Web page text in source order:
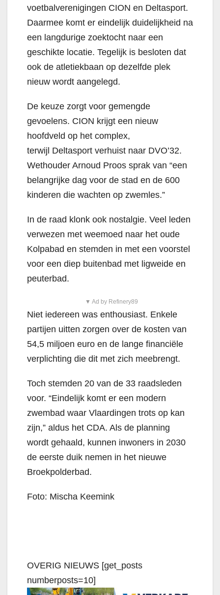
voetbalverenigingen CION en Deltasport.
Daarmee komt er eindelijk duidelijkheid na
een langdurige zoektocht naar een
geschikte locatie. Tegelijk is besloten dat
ook de atletiekbaan op dezelfde plek
nieuw wordt aangelegd.
De keuze zorgt voor gemengde
gevoelens. CION krijgt een nieuw
hoofdveld op het complex,
terwijl Deltasport verhuist naar DVO’32.
Wethouder Arnoud Proos sprak van “een
belangrijke dag voor de stad en de 600
kinderen die wachten op zwemles.”
In de raad klonk ook nostalgie. Veel leden
verwezen met weemoed naar het oude
Kolpabad en stemden in met een voorstel
voor een diep buitenbad met ligweide en
peuterbad.
▼ Ad by Refinery89
Niet iedereen was enthousiast. Enkele
partijen uitten zorgen over de kosten van
54,5 miljoen euro en de lange financiële
verplichting die dit met zich meebrengt.
Toch stemden 20 van de 33 raadsleden
voor. “Eindelijk komt er een modern
zwembad waar Vlaardingen trots op kan
zijn,” aldus het CDA. Als de planning
wordt gehaald, kunnen inwoners in 2030
de eerste duik nemen in het nieuwe
Broekpolderbad.
Foto: Mischa Keemink
OVERIG NIEUWS [get_posts
numberposts=10]